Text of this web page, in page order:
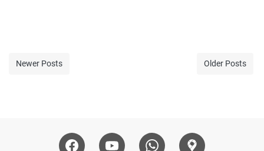
Newer Posts Older Posts